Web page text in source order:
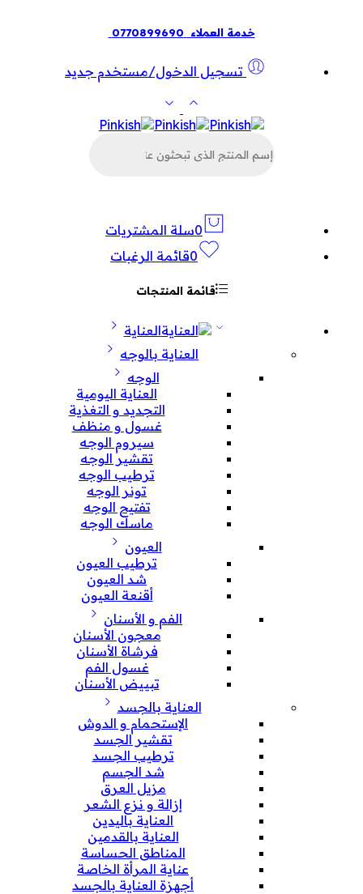
خدمة العملاء 0770899690
تسجيل الدخول/مستخدم جديد
عن
0سلة المشتريات
0قائمة الرغبات
قائمة المنتجات
العناية
العناية بالوجه
الوجه
العناية اليومية
التجديد و التغذية
غسول و منظف
سيروم الوجه
تقشير الوجه
ترطيب الوجه
تونر الوجه
تفتيح الوجه
ماسك الوجه
العيون
ترطيب العيون
شد العيون
أقنعة العيون
الفم و الأسنان
معجون الأسنان
فرشاة الأسنان
غسول الفم
تبييض الأسنان
العناية بالجسد
الإستحمام و الدوش
تقشير الجسد
ترطيب الجسد
شد الجسم
مزيل العرق
إزالة و نزع الشعر
العناية باليدين
العناية بالقدمين
المناطق الحساسة
عناية المرأة الخاصة
أجهزة العناية بالجسد